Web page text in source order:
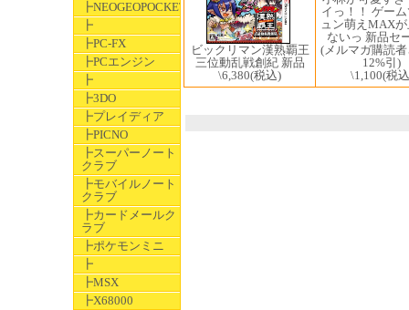
┣NEOGEOPOCKET
┣
┣PC-FX
┣PCエンジン
┣
┣3DO
┣プレイディア
┣PICNO
┣スーパーノート
クラブ
┣モバイルノート
クラブ
┣カードメールク
ラブ
┣ポケモンミニ
┣
┣MSX
┣X68000
ビックリマン漢熟覇王
三位動乱戦創紀 新品
\6,380(税込)
イっ！！ ゲー
ュン萌えMAX
ないっ 新品セ
(メルマガ購読
12%引)
\1,100(税